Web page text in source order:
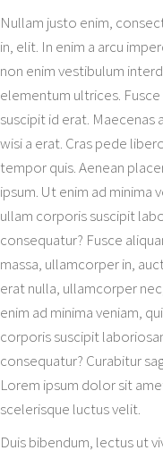
Nullam justo enim,
in, elit. In enim a arcu
non enim vestibulum
elementum ultrices.
suscipit id erat. Maecenas
wisi a erat. Cras pede
tempor quis. Aenean
ipsum. Ut enim ad minima
ullam corporis suscipit
consequatur? Fusce
massa, ullamcorper in,
erat nulla, ullamcorper
enim ad minima veniam,
corporis suscipit
consequatur? Curabitur
Lorem ipsum dolor sit
scelerisque luctus velit.
Duis bibendum, lectus ut